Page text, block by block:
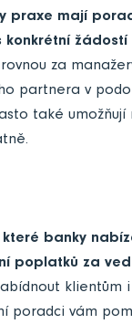
praxe mají
žádostí
za
partnera v
také umožňují
banky
poplatků za
klientům
poradci vám